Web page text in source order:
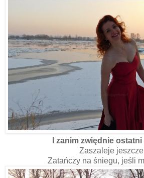
I zanim zwiędnie ostatni
Zaszaleje
Zatańczy na śniegu, jeśli